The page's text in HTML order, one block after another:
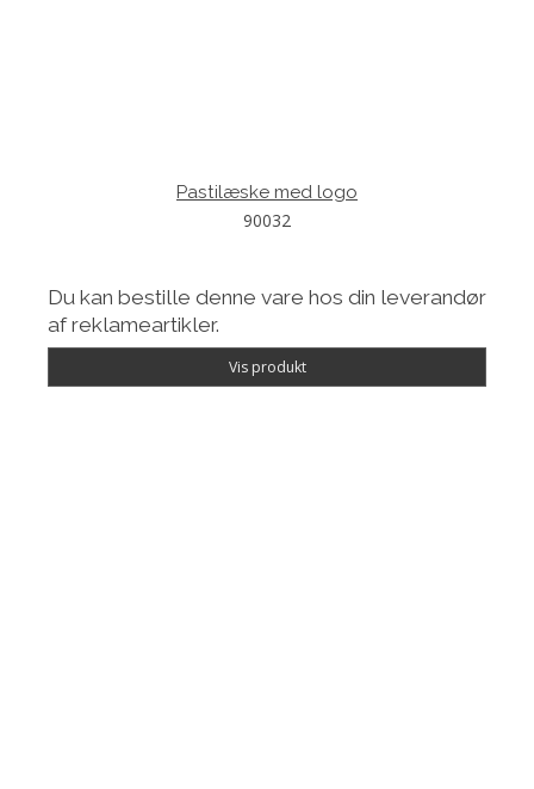
Pastilæske med logo
90032
Du kan bestille denne vare hos din leverandør
af reklameartikler.
Vis produkt